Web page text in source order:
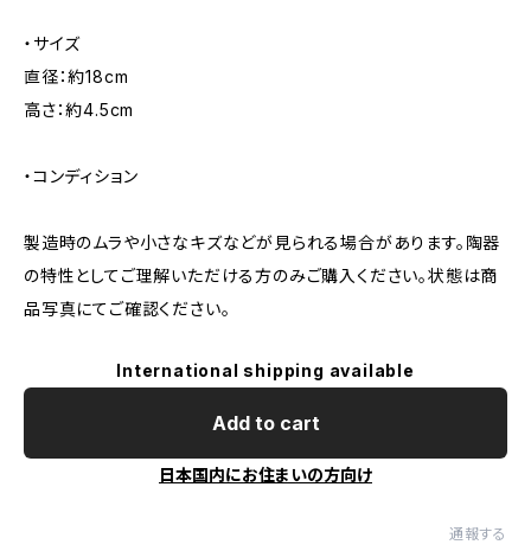
・サイズ
直径：約18cm
高さ：約4.5cm
・コンディション
製造時のムラや小さなキズなどが見られる場合があります。陶器
の特性としてご理解いただける方のみご購入ください。状態は商
品写真にてご確認ください。
International shipping available
Add to cart
日本国内にお住まいの方向け
通報する